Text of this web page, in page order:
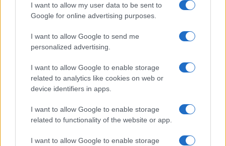
I want to allow my user data to be sent to
Google for online advertising purposes.
I want to allow Google to send me
personalized advertising.
I want to allow Google to enable storage
related to analytics like cookies on web or
device identifiers in apps.
I want to allow Google to enable storage
related to functionality of the website or app.
I want to allow Google to enable storage
quasi nulla sul 2027: “Non è stato un test
nazionale significativo.
Meloni ha fatto
campagna, ma la sua presenza non ha quasi
mai inciso. Le persone hanno votato come tutti si
aspettavano». Nemmeno i grandi temi nazionali
hanno spostato consensi in modo determinante:
“In Campania l’abolizione del reddito di
cittadinanza forse ha pesato. Ma quando
un’elezione prende una piega locale, certi temi